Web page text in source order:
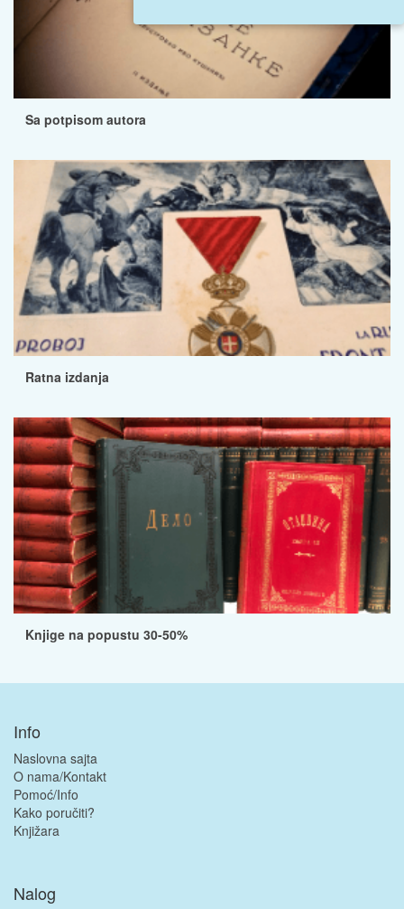
Sa potpisom autora
Ratna izdanja
Knjige na popustu 30-50%
Info
Naslovna sajta
O nama/Kontakt
Pomoć/Info
Kako poručiti?
Knjižara
Nalog